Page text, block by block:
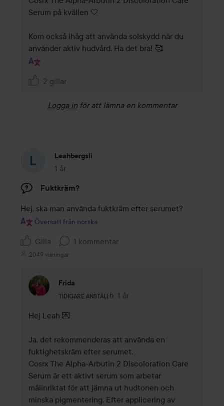
Serum på kvällen 🤍
Kom också ihåg att använda solskydd när du
använder aktiv hudvård. Ha det bra! 🥰
2 gillar
Logga in för att lämna en kommentar
Leahbergsli
1 år
Inlägget skapades 1 år
Fuktkräm?
Hej, ska man använda fuktkräm efter serumet?
Översatt från norska
Gilla 1 kommentar
2049 visningar
Frida
TIDIGARE ANSTÄLLD
Användarens roll: Tidigare anställd.
1 år
Kommentaren lades 1 år
Hej Leah 💌
Ja, det rekommenderas att använda en
fuktighetskräm efter serumet.
Cosrx The Alpha-Arbutin 2 Discoloration Care
Serum är ett aktivt serum som arbetar
målinriktat för att jämna ut hudtonen och
minska pigmentering. Efter applicering av